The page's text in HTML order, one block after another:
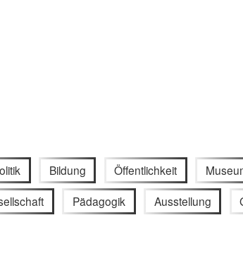
Bildung Öffentlichkeit
Pädagogik Ausstellung